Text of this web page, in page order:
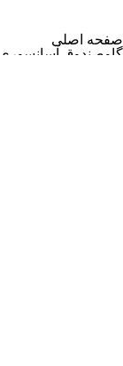
صفحه اصلی
گاوصندوق آسانسوری